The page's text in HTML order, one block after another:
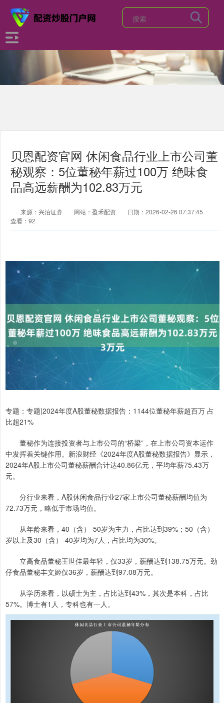
贝恩配资官网 休闲食品行业上市公司董
秘观察：5位董秘年薪过100万 绝味食
品高远薪酬为102.83万元
来源：兴泊证券 网站：盈禾配资
日期：2026-02-26 07:37:45
查看：92
专题：专题|2024年度A股董秘数据报告：1144位董秘年薪超百万 占
比超21%
董秘作为连接投资者与上市公司的“桥梁”，在上市公司资本运作
中发挥着关键作用。新浪财经《2024年度A股董秘数据报告》显示，
2024年A股上市公司董秘薪酬合计达40.86亿元，平均年薪75.43万
元。
分行业来看，A股休闲食品行业27家上市公司董秘薪酬均值为
72.73万元，略低于市场均值。
从年龄来看，40（含）-50岁为主力，占比达到39%；50（含）
岁以上及30（含）-40岁均为7人，占比均为30%。
立高食品董秘王世佳最年轻，仅33岁，薪酬达到138.75万元。劲
仔食品董秘丰文姬仅36岁，薪酬达到97.08万元。
从学历来看，以硕士为主，占比达到43%，其次是本科，占比
57%。博士有1人，专科也有一人。